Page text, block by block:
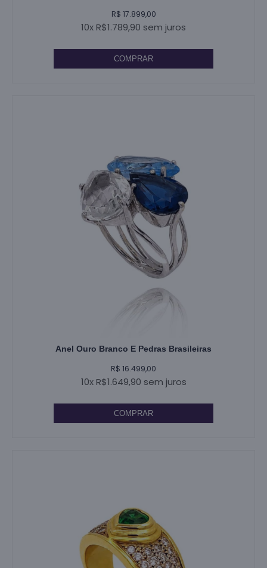
R$ 17.899,00
10x R$1.789,90 sem juros
COMPRAR
Anel Ouro Branco E Pedras Brasileiras
R$ 16.499,00
10x R$1.649,90 sem juros
COMPRAR